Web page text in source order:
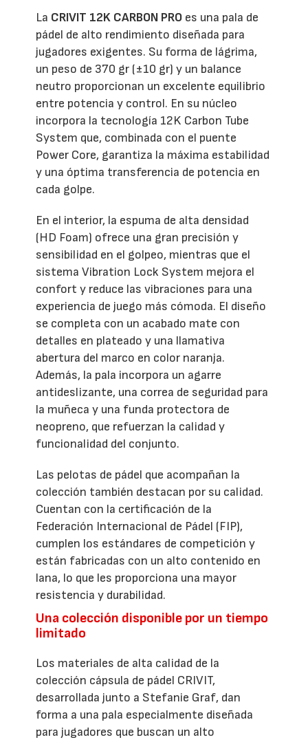
La CRIVIT 12K CARBON PRO es una pala de
pádel de alto rendimiento diseñada para
jugadores exigentes. Su forma de lágrima,
un peso de 370 gr (±10 gr) y un balance
neutro proporcionan un excelente equilibrio
entre potencia y control. En su núcleo
incorpora la tecnología 12K Carbon Tube
System que, combinada con el puente
Power Core, garantiza la máxima estabilidad
y una óptima transferencia de potencia en
cada golpe.
En el interior, la espuma de alta densidad
(HD Foam) ofrece una gran precisión y
sensibilidad en el golpeo, mientras que el
sistema Vibration Lock System mejora el
confort y reduce las vibraciones para una
experiencia de juego más cómoda. El diseño
se completa con un acabado mate con
detalles en plateado y una llamativa
abertura del marco en color naranja.
Además, la pala incorpora un agarre
antideslizante, una correa de seguridad para
la muñeca y una funda protectora de
neopreno, que refuerzan la calidad y
funcionalidad del conjunto.
Las pelotas de pádel que acompañan la
colección también destacan por su calidad.
Cuentan con la certificación de la
Federación Internacional de Pádel (FIP),
cumplen los estándares de competición y
están fabricadas con un alto contenido en
lana, lo que les proporciona una mayor
resistencia y durabilidad.
Una colección disponible por un tiempo
limitado
Los materiales de alta calidad de la
colección cápsula de pádel CRIVIT,
desarrollada junto a Stefanie Graf, dan
forma a una pala especialmente diseñada
para jugadores que buscan un alto